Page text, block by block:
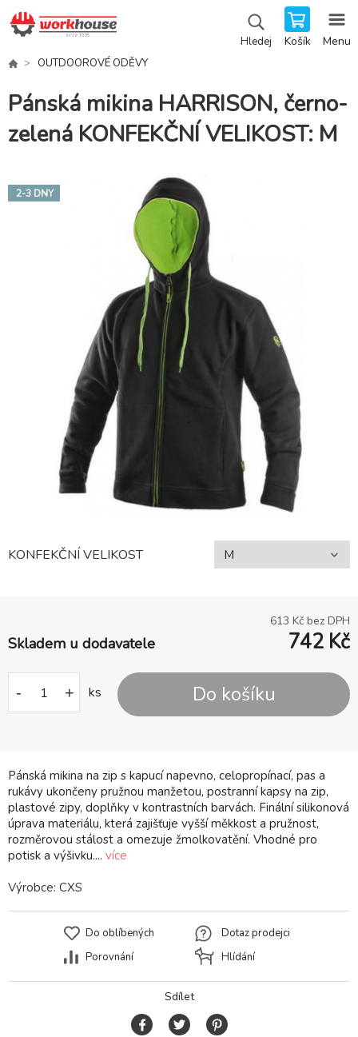
Hledej Košík Menu
OUTDOOROVÉ ODĚVY
Pánská mikina HARRISON, černo-
zelená KONFEKČNÍ VELIKOST: M
2-3 DNY
Pánská mikina na zip s kapucí napevno, celopropínací, pas a
rukávy ukončeny pružnou manžetou, postranní kapsy na zip,
plastové zipy, doplňky v kontrastních barvách. Finální silikonová
úprava materiálu, která zajišťuje vyšší měkkost a pružnost,
rozměrovou stálost a omezuje žmolkovatění. Vhodné pro
potisk a výšivku.... více
KONFEKČNÍ VELIKOST
613 Kč bez DPH
Skladem u dodavatele 742 Kč
- + ks Do košíku
Výrobce: CXS
Do oblíbených
Porovnání
Dotaz prodejci
Hlídání
Sdílet